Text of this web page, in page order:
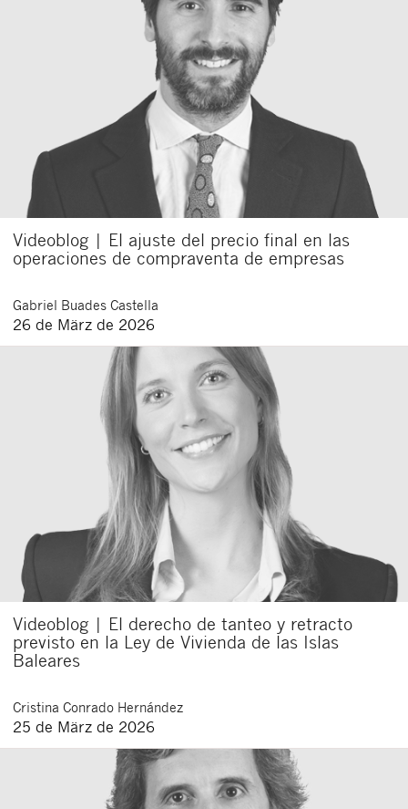
Videoblog | El ajuste del precio final en las
operaciones de compraventa de empresas
Gabriel Buades Castella
26 de März de 2026
Videoblog | El derecho de tanteo y retracto
previsto en la Ley de Vivienda de las Islas
Baleares
Cristina Conrado Hernández
25 de März de 2026